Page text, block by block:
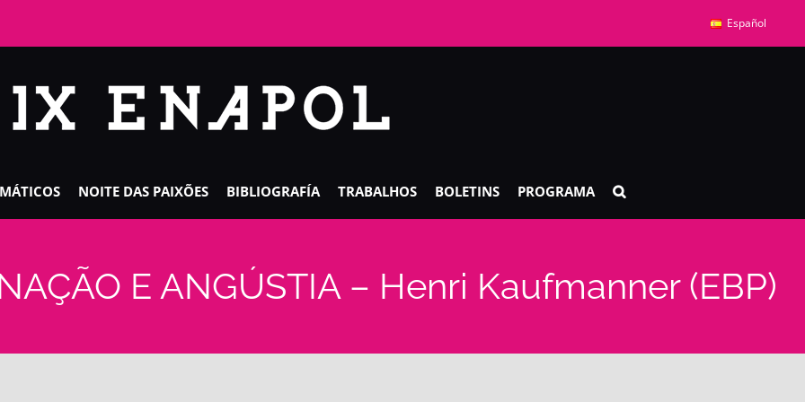
Español
NOITE DAS PAIXÕES BIBLIOGRAFÍA TRABALHOS BOLETINS PROGRAMA
E ANGÚSTIA – Henri Kaufmanner (EBP)